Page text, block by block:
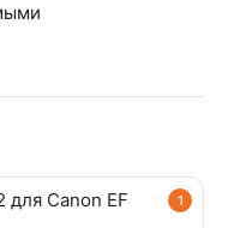
1
для Canon EF